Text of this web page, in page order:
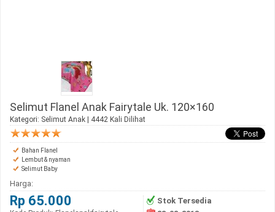
Selimut Flanel Anak Fairytale Uk. 120×160
Kategori: Selimut Anak | 4442 Kali Dilihat
Bahan Flanel
Lembut & nyaman
Selimut Baby
Harga:
Rp 65.000
Stok Tersedia